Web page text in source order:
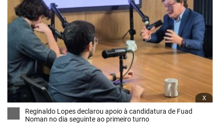
x
Reginaldo Lopes declarou apoio à candidatura de Fuad
Noman no dia seguinte ao primeiro turno